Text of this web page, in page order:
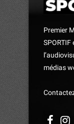
Premier
médias